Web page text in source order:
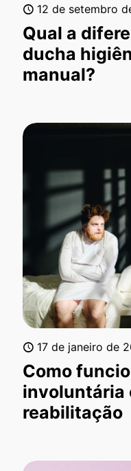
12 de setembro
Qual a
ducha
manual?
17 de janeiro de
Como
involuntária
reabilitação